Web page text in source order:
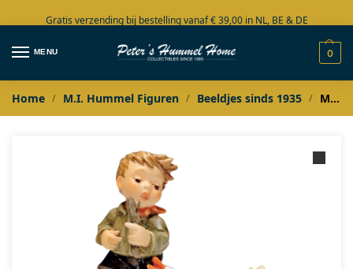
Gratis verzending bij bestelling vanaf € 39,00 in NL, BE & DE
Grote collectie in voorraad
MENU 0
Home / M.I. Hummel Figuren / Beeldjes sinds 1935 / M.I. Hummel Zwick mich nicht / Catch me if you can